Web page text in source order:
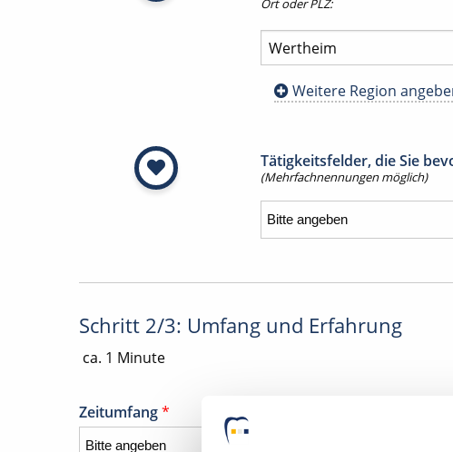
Ort oder PLZ:
Weitere Region
Tätigkeitsfelder, die Sie
(Mehrfachnennungen möglich)
Schritt 2/3: Umfang und Erfahrung
ca. 1 Minute
Zeitumfang*